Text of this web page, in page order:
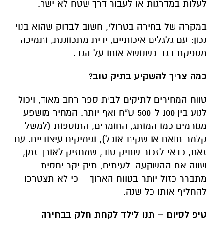
לעלות במדרגות או לעבור דרך שטח לא ישר.
במקרה של בחירה בטרולי, חשוב לבדוק שהוא בנוי
נכון: עם גלגלים איכותיים, ידית מתכווננת, ותמיכה
מספקת בגב כשנושא אותו על הגב.
כמה צריך להשקיע בתיק טוב?
טווח המחירים לתיקים לבית ספר רחב מאוד, ויכול
לנוע בין 100 ל-500 ש"ח ואף יותר. המחיר מושפע
מגורמים כמו המותג, החומרים, התוספות (למשל
קלמר תואם או שקית אוכל), וגימיקים עיצוביים. עם
זאת, כדאי לזכור שתיק טוב, שמחזיק לאורך זמן,
שווה את ההשקעה. לעיתים, תיק יקר יחסית
מתברר כזול יותר בטווח הארוך – כי לא תצטרכו
להחליף אותו כל שנה.
טיפ לסיום – תנו לילד לקחת חלק בבחירה